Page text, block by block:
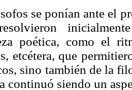
se ponían ante el
poética, como el
etcétera, que
sino también de la
continuó siendo un